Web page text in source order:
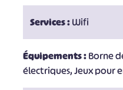
Services :Wifi
Équipements :Borne
électriques, Jeux pour